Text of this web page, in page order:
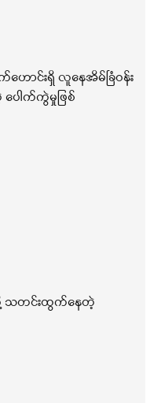
ောင်းရှိ လူနေအိမ်ခြံဝန်း
ါက်ကွဲမှုဖြစ်
သတင်းထွက်နေတဲ့